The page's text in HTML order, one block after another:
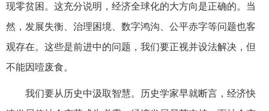
现零贫困。这充分说明，经济全球化的大方向是正确的。当
然，发展失衡、治理困境、数字鸿沟、公平赤字等问题也客
观存在。这些是前进中的问题，我们要正视并设法解决，但
不能因噎废食。
我们要从历史中汲取智慧。历史学家早就断言，经济快